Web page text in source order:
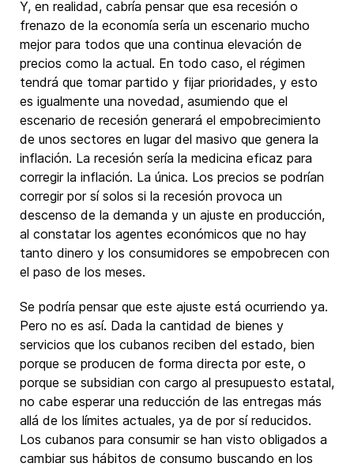
Y, en realidad, cabría pensar que esa recesión o
frenazo de la economía sería un escenario mucho
mejor para todos que una continua elevación de
precios como la actual. En todo caso, el régimen
tendrá que tomar partido y fijar prioridades, y esto
es igualmente una novedad, asumiendo que el
escenario de recesión generará el empobrecimiento
de unos sectores en lugar del masivo que genera la
inflación. La recesión sería la medicina eficaz para
corregir la inflación. La única. Los precios se podrían
corregir por sí solos si la recesión provoca un
descenso de la demanda y un ajuste en producción,
al constatar los agentes económicos que no hay
tanto dinero y los consumidores se empobrecen con
el paso de los meses.
Se podría pensar que este ajuste está ocurriendo ya.
Pero no es así. Dada la cantidad de bienes y
servicios que los cubanos reciben del estado, bien
porque se producen de forma directa por este, o
porque se subsidian con cargo al presupuesto estatal,
no cabe esperar una reducción de las entregas más
allá de los límites actuales, ya de por sí reducidos.
Los cubanos para consumir se han visto obligados a
cambiar sus hábitos de consumo buscando en los